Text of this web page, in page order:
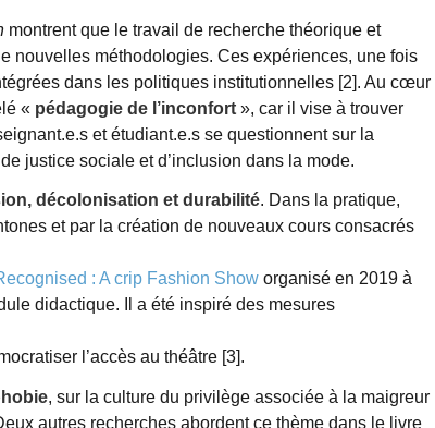
montrent que le travail de recherche théorique et
nouvelles méthodologies. Ces expériences, une fois
dans les politiques institutionnelles [2]. Au cœur
« pédagogie de l’inconfort », car il vise à trouver
et étudiant.e.s se questionnent sur la
justice sociale et d’inclusion dans la mode.
décolonisation et durabilité. Dans la pratique,
et par la création de nouveaux cours consacrés
: A crip Fashion Show organisé en 2019 à
didactique. Il a été inspiré des mesures
l’accès au théâtre [3].
, sur la culture du privilège associée à la maigreur
autres recherches abordent ce thème dans le livre